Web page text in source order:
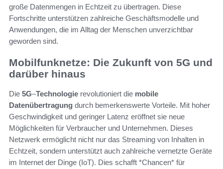
große Datenmengen in Echtzeit zu übertragen. Diese
Fortschritte unterstützen zahlreiche Geschäftsmodelle und
Anwendungen, die im Alltag der Menschen unverzichtbar
geworden sind.
Mobilfunknetze: Die Zukunft von 5G und
darüber hinaus
Die 5G–Technologie revolutioniert die mobile
Datenübertragung durch bemerkenswerte Vorteile. Mit hoher
Geschwindigkeit und geringer Latenz eröffnet sie neue
Möglichkeiten für Verbraucher und Unternehmen. Dieses
Netzwerk ermöglicht nicht nur das Streaming von Inhalten in
Echtzeit, sondern unterstützt auch zahlreiche vernetzte Geräte
im Internet der Dinge (IoT). Dies schafft *Chancen* für